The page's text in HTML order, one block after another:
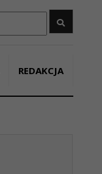
REDAKCJA